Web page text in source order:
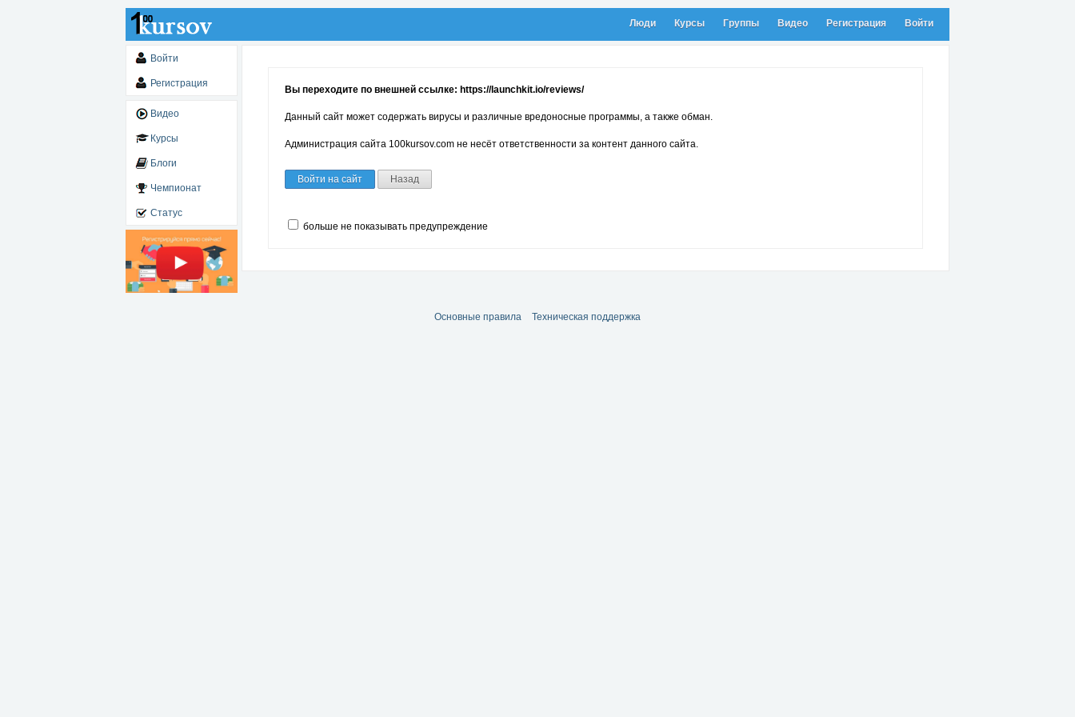
Люди Курсы Группы Видео Регистрация Войти
Войти
Регистрация
Видео
Курсы
Блоги
Чемпионат
Статус
Вы переходите по внешней ссылке: https://launchkit.io/reviews/
Данный сайт может содержать вирусы и различные вредоносные программы, а также обман.
Администрация сайта 100kursov.com не несёт ответственности за контент данного сайта.
Войти на сайт Назад
больше не показывать предупреждение
Основные правила Техническая поддержка